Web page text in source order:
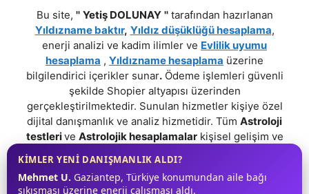
Bu site, '' Yetiş DOLUNAY ''tarafından hazırlanan
Yıldızname baktır, Yıldız düşüklüğü hesaplama,
enerji analizi ve kadim ilimler ve Evlilik uyumu
hesaplama , Yıldızname hesaplama üzerine
bilgilendirici içerikler sunar.Ödeme işlemleri güvenli
şekilde Shopier altyapısı üzerinden
gerçekleştirilmektedir. Sunulan hizmetler kişiye özel
dijital danışmanlık ve analiz hizmetidir. Tüm Astroloji
testlerive Astrolojik hesaplamalarkişisel gelişim ve
farkındalık amaçlıdır;
Profesyonel bir tavsiye niteliği taşımaz.
KİMLER YENİ DANIŞMANLIK ALDI?
Mehmet U. Gaziantep, Türkiye konumundan aile bağı
sıkışması üzerine enerji çalışması aldı.